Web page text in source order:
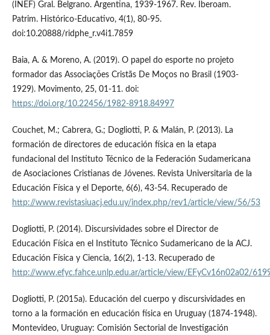
(INEF) Gral. Belgrano. Argentina, 1939-1967. Rev. Iberoam.
Patrim. Histórico-Educativo, 4(1), 80-95.
doi:10.20888/ridphe_r.v4i1.7859
Baia, A. & Moreno, A. (2019). O papel do esporte no projeto
formador das Associações Cristãs De Moços no Brasil (1903-
1929). Movimento, 25, 01-11. doi:
https://doi.org/10.22456/1982-8918.84997
Couchet, M.; Cabrera, G.; Dogliotti, P. & Malán, P. (2013). La
formación de directores de educación física en la etapa
fundacional del Instituto Técnico de la Federación Sudamericana
de Asociaciones Cristianas de Jóvenes. Revista Universitaria de la
Educación Física y el Deporte, 6(6), 43-54. Recuperado de
http://www.revistasiuacj.edu.uy/index.php/rev1/article/view/56/53
Dogliotti, P. (2014). Discursividades sobre el Director de
Educación Física en el Instituto Técnico Sudamericano de la ACJ.
Educación Física y Ciencia, 16(2), 1-13. Recuperado de
http://www.efyc.fahce.unlp.edu.ar/article/view/EFyCv16n02a02/
Dogliotti, P. (2015a). Educación del cuerpo y discursividades en
torno a la formación en educación física en Uruguay (1874-1948).
Montevideo, Uruguay: Comisión Sectorial de Investigación